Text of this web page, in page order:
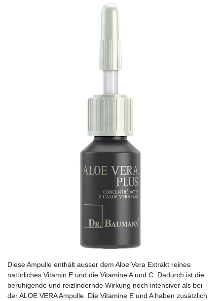
Diese Ampulle enthält ausser dem Aloe Vera Ex­trakt reines
natürliches Vitamin E und die Vitamine A und C. Dadurch ist die
beruhigende und reizlindernde Wirkung noch intensiver als bei
der ALOE VERA Ampulle. Die Vitamine E und A haben zusätzlich